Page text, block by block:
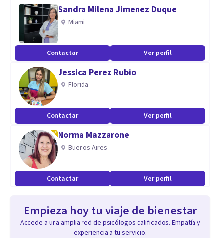
Sandra Milena Jimenez Duque
Miami
Contactar Ver perfil
Jessica Perez Rubio
Florida
Contactar Ver perfil
Norma Mazzarone
Buenos Aires
Contactar Ver perfil
Empieza hoy tu viaje de bienestar
Accede a una amplia red de psicólogos calificados. Empatía y
experiencia a tu servicio.